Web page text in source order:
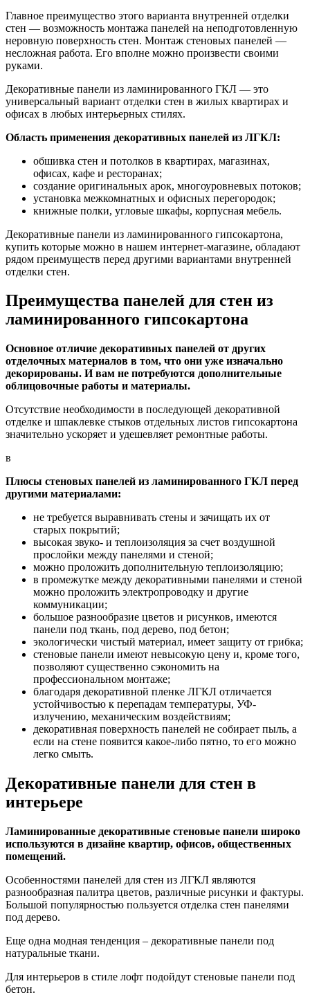
Главное преимущество этого варианта внутренней отделки
стен — возможность монтажа панелей на неподготовленную
неровную поверхность стен. Монтаж стеновых панелей —
несложная работа. Его вполне можно произвести своими
руками.
Декоративные панели из ламинированного ГКЛ — это
универсальный вариант отделки стен в жилых квартирах и
офисах в любых интерьерных стилях.
Область применения декоративных панелей из ЛГКЛ:
обшивка стен и потолков в квартирах, магазинах,
офисах, кафе и ресторанах;
создание оригинальных арок, многоуровневых потоков;
установка межкомнатных и офисных перегородок;
книжные полки, угловые шкафы, корпусная мебель.
Декоративные панели из ламинированного гипсокартона,
купить которые можно в нашем интернет-магазине, обладают
рядом преимуществ перед другими вариантами внутренней
отделки стен.
Преимущества панелей для стен из
ламинированного гипсокартона
Основное отличие декоративных панелей от других
отделочных материалов в том, что они уже изначально
декорированы. И вам не потребуются дополнительные
облицовочные работы и материалы.
Отсутствие необходимости в последующей декоративной
отделке и шпаклевке стыков отдельных листов гипсокартона
значительно ускоряет и удешевляет ремонтные работы.
в
Плюсы стеновых панелей из ламинированного ГКЛ перед
другими материалами:
не требуется выравнивать стены и зачищать их от
старых покрытий;
высокая звуко- и теплоизоляция за счет воздушной
прослойки между панелями и стеной;
можно проложить дополнительную теплоизоляцию;
в промежутке между декоративными панелями и стеной
можно проложить электропроводку и другие
коммуникации;
большое разнообразие цветов и рисунков, имеются
панели под ткань, под дерево, под бетон;
экологически чистый материал, имеет защиту от грибка;
стеновые панели имеют невысокую цену и, кроме того,
позволяют существенно сэкономить на
профессиональном монтаже;
благодаря декоративной пленке ЛГКЛ отличается
устойчивостью к перепадам температуры, УФ-
излучению, механическим воздействиям;
декоративная поверхность панелей не собирает пыль, а
если на стене появится какое-либо пятно, то его можно
легко смыть.
Декоративные панели для стен в
интерьере
Ламинированные декоративные стеновые панели широко
используются в дизайне квартир, офисов, общественных
помещений.
Особенностями панелей для стен из ЛГКЛ являются
разнообразная палитра цветов, различные рисунки и фактуры.
Большой популярностью пользуется отделка стен панелями
под дерево.
Еще одна модная тенденция – декоративные панели под
натуральные ткани.
Для интерьеров в стиле лофт подойдут стеновые панели под
бетон.